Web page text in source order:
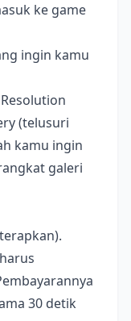
ke game
ingin kamu
(telusuri
kamu ingin
galeri
30 detik